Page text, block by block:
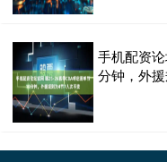
手机配资
分钟，外